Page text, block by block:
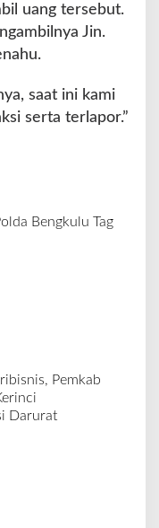
uang tersebut.
Jin.
saat ini kami
serta terlapor.”
Bengkulu Tag
Pemkab
Darurat